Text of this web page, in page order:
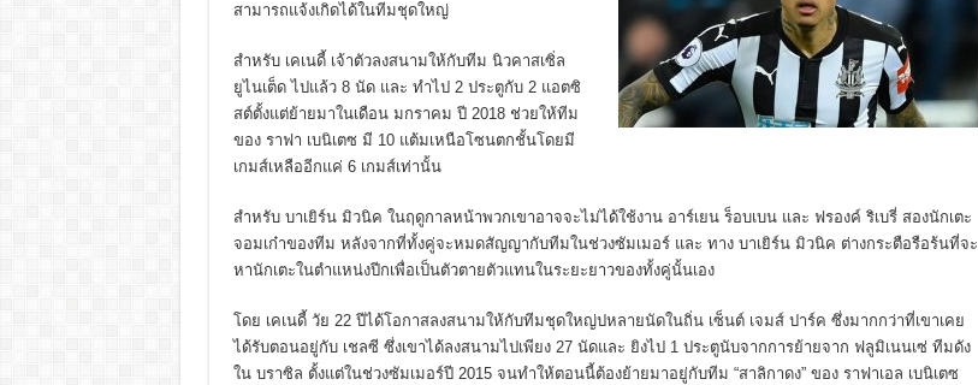
สามารถแจ้งเกิดได้ในทีมชุดใหญ่
สำหรับ เคเนดี้ เจ้าตัวลงสนามให้กับทีม นิวคาสเซิ่ล
ยูไนเต็ด ไปแล้ว 8 นัด และ ทำไป 2 ประตูกับ 2 แอตซิ
สต์ตั้งแต่ย้ายมาในเดือน มกราคม ปี 2018 ช่วยให้ทีม
ของ ราฟา เบนิเตซ มี 10 แต้มเหนือโซนตกชั้นโดยมี
เกมส์เหลืออีกแค่ 6 เกมส์เท่านั้น
สำหรับ บาเยิร์น มิวนิค ในฤดูกาลหน้าพวกเขาอาจจะไม่ได้ใช้งาน อาร์เยน ร็อบเบน และ ฟรองค์ ริเบรี่ สองนักเตะ
จอมเก๋าของทีม หลังจากที่ทั้งคู่จะหมดสัญญากับทีมในช่วงซัมเมอร์ และ ทาง บาเยิร์น มิวนิค ต่างกระตือรือร้นที่จะ
หานักเตะในตำแหน่งปีกเพื่อเป็นตัวตายตัวแทนในระยะยาวของทั้งคู่นั้นเอง
โดย เคเนดี้ วัย 22ปีได้โอกาสลงสนามให้กับทีมชุดใหญ่ปหลายนัดในถิ่น เซ็นต์ เจมส์ ปาร์ค ซึ่งมากกว่าที่เขาเคย
ได้รับตอนอยู่กับ เชลซี ซึ่ง​เขาได้ลงสนามไปเพียง 27นัดและ ยิงไป 1 ประตูนับจากการย้ายจาก ฟลูมิเนนเซ่ ทีมดัง
ใน บราซิล ตั้งแต่ในช่วงซัมเมอร์ปี 2015 จนทำให้ตอนนี้ต้องย้ายมาอยู่กับทีม “สาลิกาดง” ของ ราฟาเอล เบนิเตซ